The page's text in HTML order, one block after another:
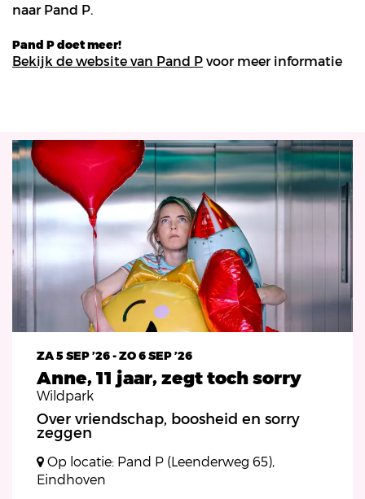
naar Pand P.
Pand P doet meer!
Bekijk de website van Pand P voor meer informatie
Anne, 11 jaar, zegt toch sorry
Wildpark
ZA 5 SEP ’26-ZO 6 SEP ’26
Over vriendschap, boosheid en sorry
zeggen
Op locatie: Pand P (Leenderweg 65),
Eindhoven